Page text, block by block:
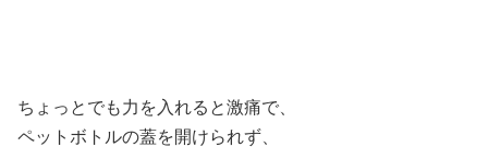
ちょっとでも力を入れると激痛で、
ペットボトルの蓋を開けられず、